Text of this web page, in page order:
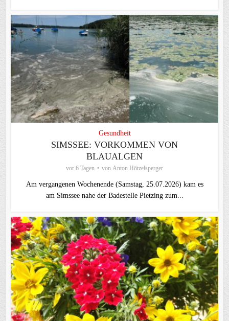
Gesundheit
SIMSSEE: VORKOMMEN VON
BLAUALGEN
vor 6 Tagen von Anton Hötzelsperger
Am vergangenen Wochenende (Samstag, 25.07.2026) kam es
am Simssee nahe der Badestelle Pietzing zum...